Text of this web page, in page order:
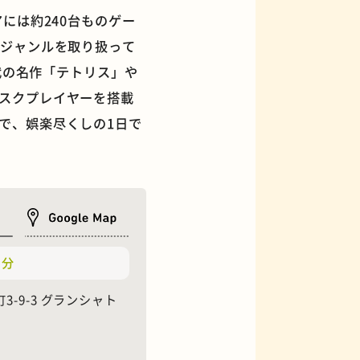
は約240台ものゲー
ャンルを取り扱って
名作「テトリス」や
クプレイヤーを搭載
、娯楽尽くしの1日で
3-9-3 グランシャト